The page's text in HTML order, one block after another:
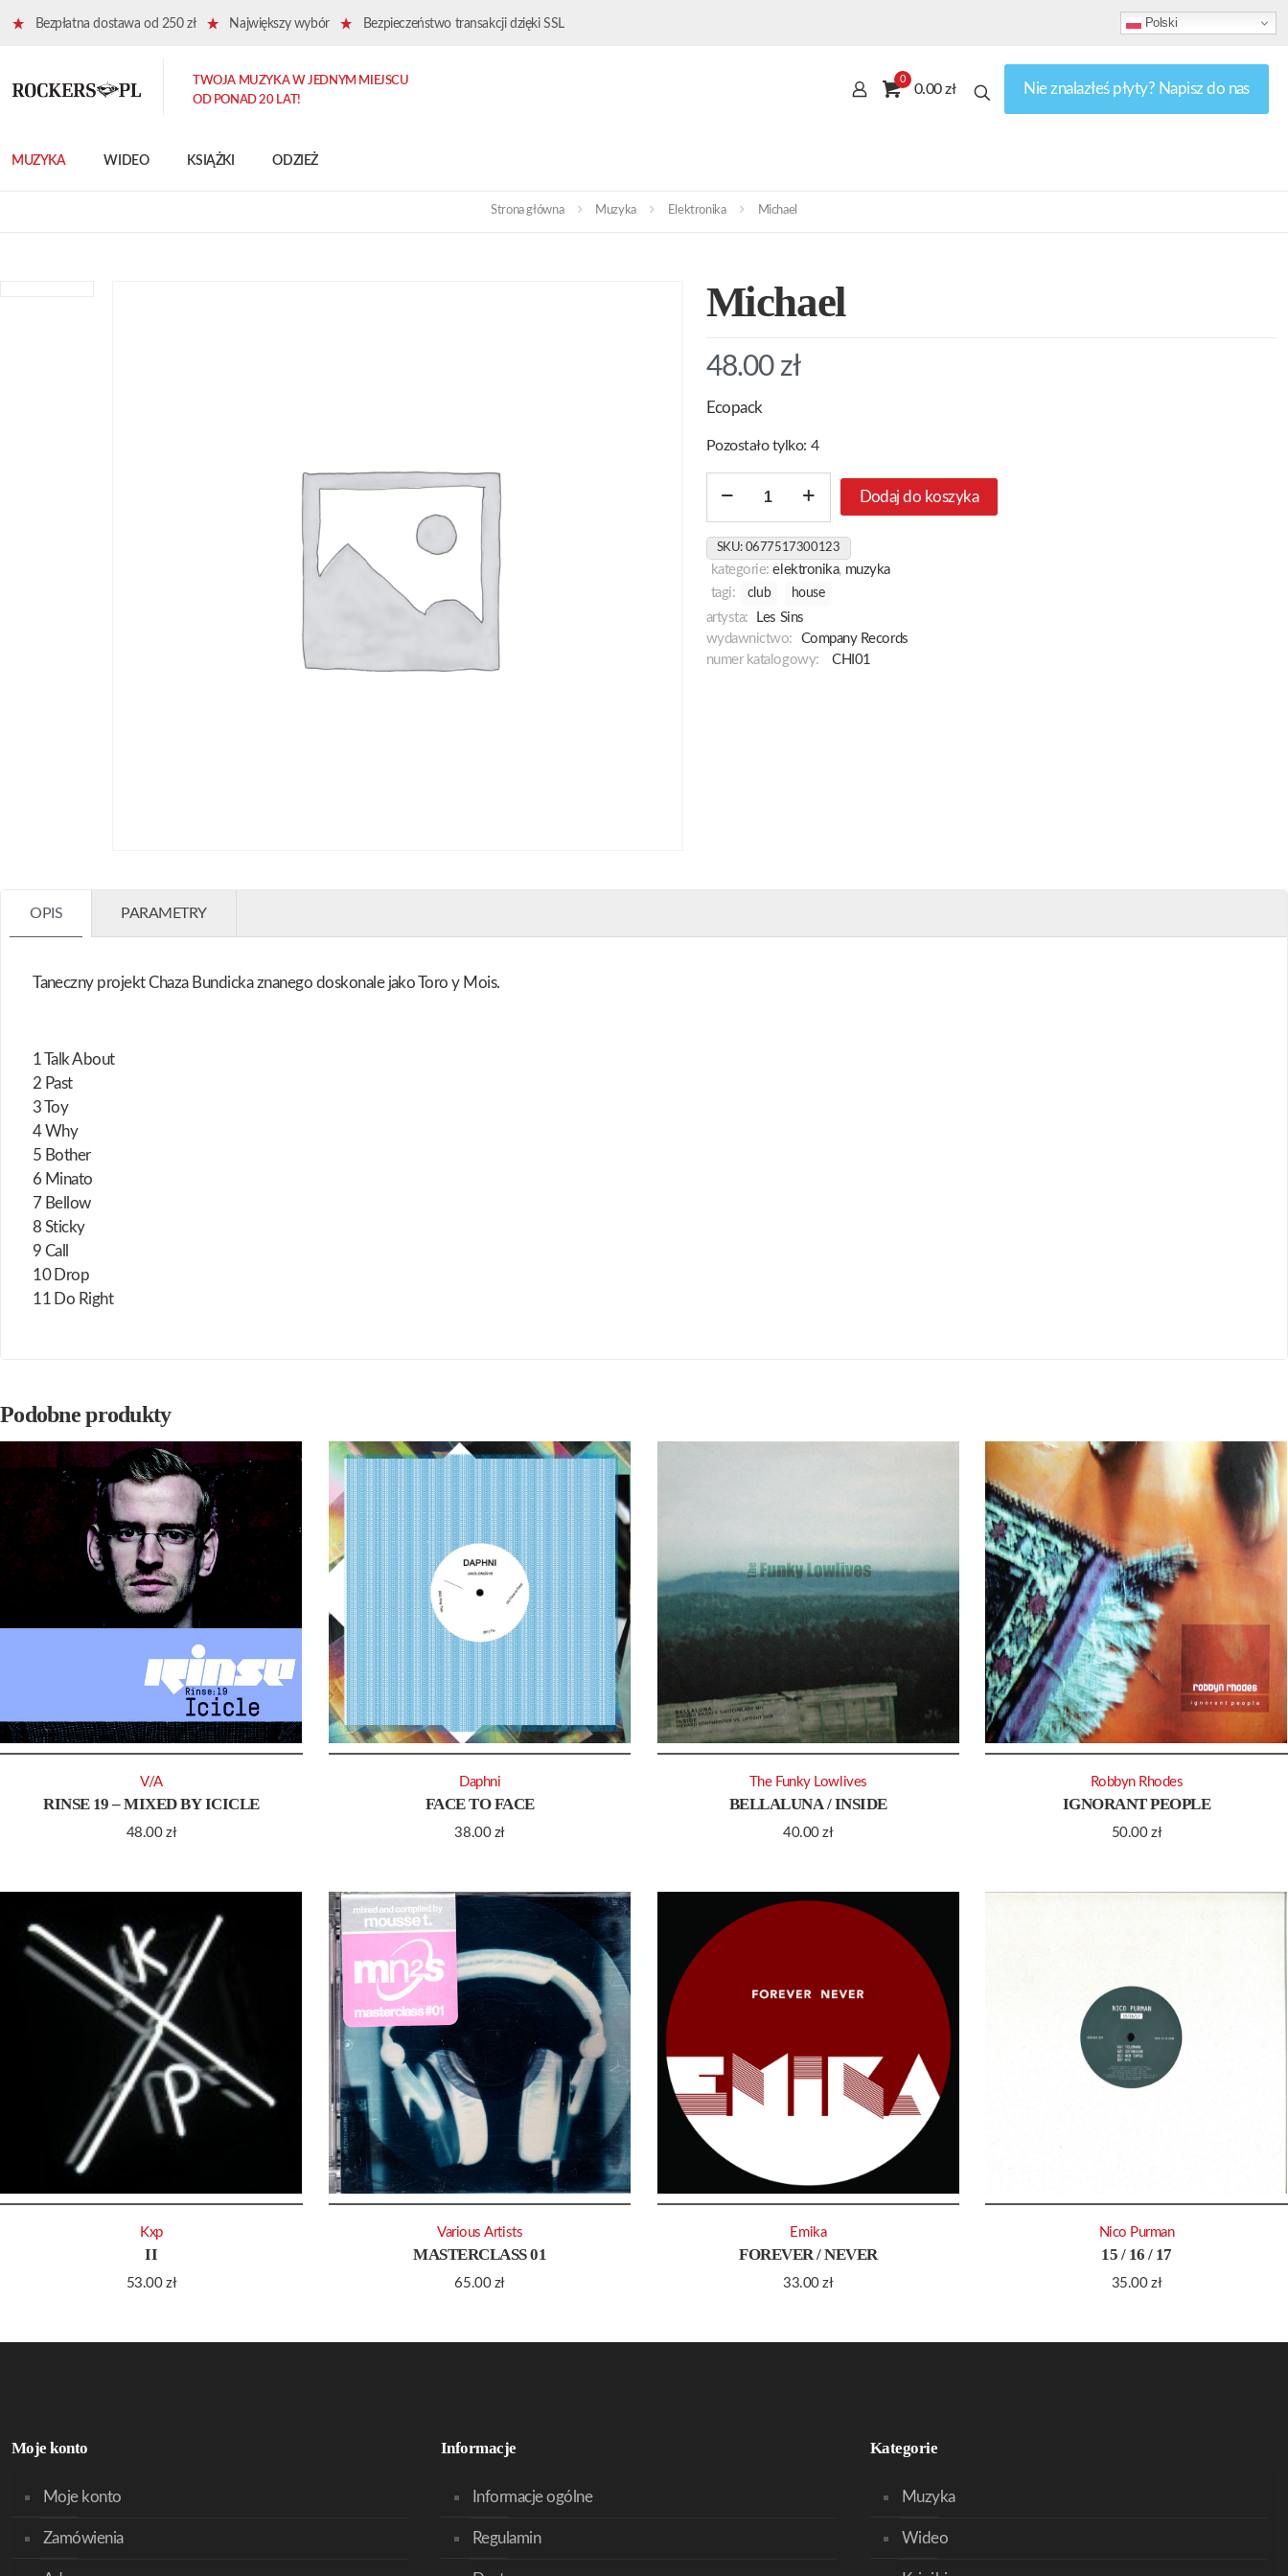
Bezpłatna dostawa od 250 zł Największy wybór Bezpieczeństwo transakcji dzięki SSL Polski
MUZYKA WIDEO KSIĄŻKI ODZIEŻ
TWOJA MUZYKA W JEDNYM MIEJSCU
OD PONAD 20 LAT!
0
0.00 zł Nie znalazłeś płyty? Napisz do nas
Strona główna Muzyka Elektronika Michael
Michael
48.00 zł
Ecopack
Pozostało tylko: 4
Dodaj do koszyka
SKU: 0677517300123
kategorie:elektronika, muzyka
tagi:
club house
artysta:
Les Sins
wydawnictwo:
Company Records
numer katalogowy:
CHI01
OPIS PARAMETRY
Taneczny projekt Chaza Bundicka znanego doskonale jako Toro y Mois.
1 Talk About
2 Past
3 Toy
4 Why
5 Bother
6 Minato
7 Bellow
8 Sticky
9 Call
10 Drop
11 Do Right
Podobne produkty
RINSE 19 – MIXED BY ICICLE
48.00zł
V/A
FACE TO FACE
38.00 zł
Daphni
BELLALUNA / INSIDE
40.00zł
The Funky Lowlives
IGNORANT PEOPLE
50.00zł
Robbyn Rhodes
II
53.00zł
Kxp
MASTERCLASS 01
65.00 zł
Various Artists
FOREVER / NEVER
33.00zł
Emika
15 / 16 / 17
35.00zł
Nico Purman
Moje konto
Moje konto
Zamówienia
Informacje
Informacje ogólne
Regulamin
Kategorie
Muzyka
Wideo